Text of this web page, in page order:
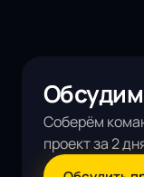
Соберём
проект за 2